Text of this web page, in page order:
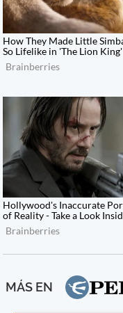
MÁS EN